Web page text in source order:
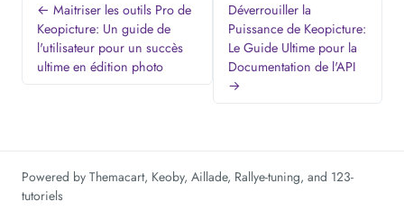
← Maitriser les outils Pro de
Keopicture: Un guide de
l'utilisateur pour un succès
ultime en édition photo
Déverrouiller la
Puissance de Keopicture:
Le Guide Ultime pour la
Documentation de l'API
→
Powered by Themacart, Keoby, Aillade, Rallye-tuning, and 123-
tutoriels